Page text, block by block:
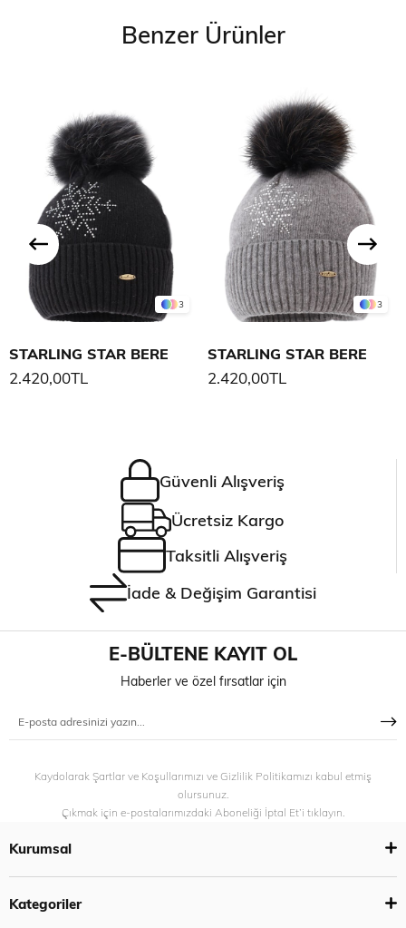
Benzer Ürünler
3
STARLING STAR BERE
2.420,00TL
3
STARLING STAR BERE
2.420,00TL
Güvenli Alışveriş
Ücretsiz Kargo
Taksitli Alışveriş
İade & Değişim Garantisi
E-BÜLTENE KAYIT OL
Haberler ve özel fırsatlar için
Kaydolarak Şartlar ve Koşullarımızı ve Gizlilik Politikamızı kabul etmiş
olursunuz.
Çıkmak için e-postalarımızdaki Aboneliği İptal Et’i tıklayın.
Kurumsal
Kategoriler